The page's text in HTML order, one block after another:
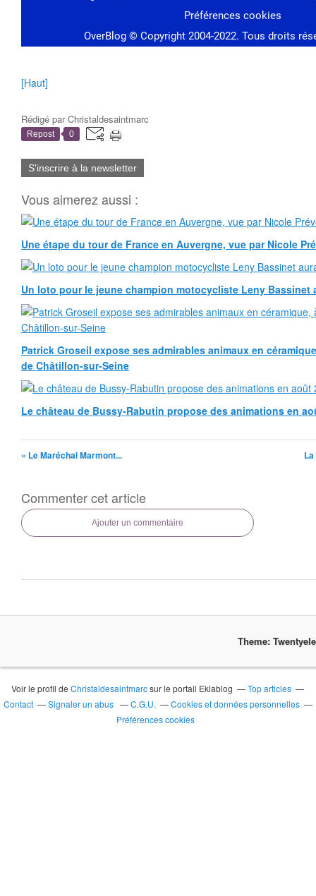
[Haut]
Rédigé parChristaldesaintmarc
Repost 0
S'inscrire à la newsletter
Vous aimerez aussi :
Une étape du tour de France en Auvergne, vue par Nicole
Un loto pour le jeune champion motocycliste Leny Bassinet
Patrick Groseil expose ses admirables animaux en
de Châtillon-sur-Seine
Le château de Bussy-Rabutin propose des animations en
« Le Maréchal Marmont...
Commenter cet article
Ajouter un commentaire
Theme:
Voir le profil deChristaldesaintmarcsur le portail Eklablog
Top articles
Contact
Signaler un abus C.G.U.
Cookies et données personnelles
Préférences cookies